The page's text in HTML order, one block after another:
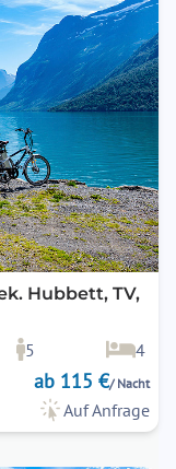
Hubbett, TV,
5
4
ab 115 €/ Nacht
Auf Anfrage